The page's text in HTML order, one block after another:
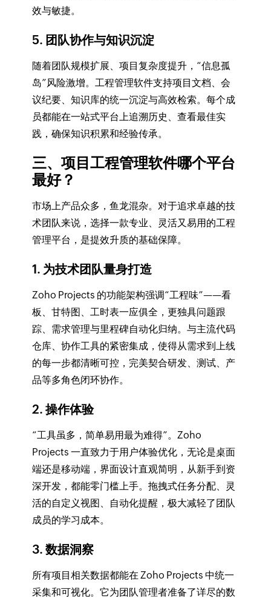
效与敏捷。
5. 团队协作与知识沉淀
随着团队规模扩展、项目复杂度提升，“信息孤
岛”风险激增。工程管理软件支持项目文档、会
议纪要、知识库的统一沉淀与高效检索。每个成
员都能在一站式平台上追溯历史、查看最佳实
践，确保知识积累和经验传承。
三、项目工程管理软件哪个平台
最好？
市场上产品众多，鱼龙混杂。对于追求卓越的技
术团队来说，选择一款专业、灵活又易用的工程
管理平台，是提效升质的基础保障。
1. 为技术团队量身打造
Zoho Projects 的功能架构强调“工程味”——看
板、甘特图、工时表一应俱全，更独具问题跟
踪、需求管理与里程碑自动化归纳。与主流代码
仓库、协作工具的紧密集成，使得从需求到上线
的每一步都清晰可控，完美契合研发、测试、产
品等多角色闭环协作。
2. 操作体验
“工具虽多，简单易用最为难得”。Zoho
Projects 一直致力于用户体验优化，无论是桌面
端还是移动端，界面设计直观简明，从新手到资
深开发，都能零门槛上手。拖拽式任务分配、灵
活的自定义视图、自动化提醒，极大减轻了团队
成员的学习成本。
3. 数据洞察
所有项目相关数据都能在 Zoho Projects 中统一
采集和可视化。它为团队管理者准备了详尽的数